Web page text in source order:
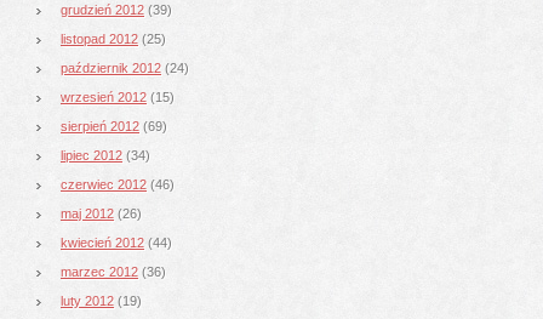
grudzień 2012 (39)
listopad 2012 (25)
październik 2012 (24)
wrzesień 2012 (15)
sierpień 2012 (69)
lipiec 2012 (34)
czerwiec 2012 (46)
maj 2012 (26)
kwiecień 2012 (44)
marzec 2012 (36)
luty 2012 (19)